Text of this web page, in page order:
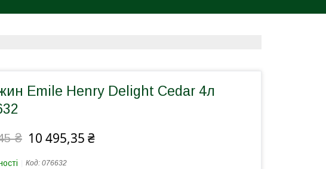
Emile Henry Delight Сedar 4л
₴ 10 495,35 ₴
Код: 076632